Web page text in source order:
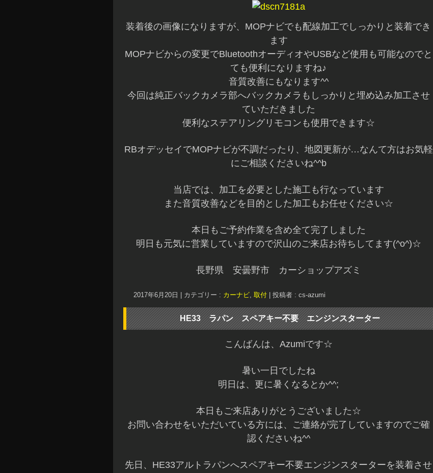
装着後の画像になりますが、MOPナビでも配線加工でしっかりと装着でき
ます
MOPナビからの変更でBluetoothオーディオやUSBなど使用も可能なのでと
ても便利になりますね♪
音質改善にもなります^^
今回は純正バックカメラ部へバックカメラもしっかりと埋め込み加工させ
ていただきました
便利なステアリングリモコンも使用できます☆
RBオデッセイでMOPナビが不調だったり、地図更新が…なんて方はお気軽
にご相談くださいね^^b
当店では、加工を必要とした施工も行なっています
また音質改善などを目的とした加工もお任せください☆
本日もご予約作業を含め全て完了しました
明日も元気に営業していますので沢山のご来店お待ちしてます(^o^)☆
長野県 安曇野市 カーショップアズミ
2017年6月20日 カテゴリー : カーナビ, 取付 投稿者 : cs-azumi
HE33 ラパン スペアキー不要 エンジンスターター
こんばんは、Azumiです☆
暑い一日でしたね
明日は、更に暑くなるとか^^;
本日もご来店ありがとうございました☆
お問い合わせをいただいている方には、ご連絡が完了していますのでご確
認くださいね^^
先日、HE33アルトラパンへスペアキー不要エンジンスターターを装着させ